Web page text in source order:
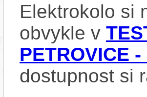
Elektrokolo si
obvykle v
PETROVICE
dostupnost si